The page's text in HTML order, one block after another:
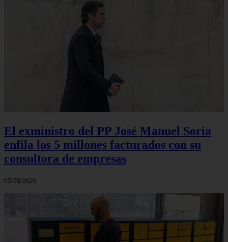
El exministro del PP José Manuel Soria
enfila los 5 millones facturados con su
consultora de empresas
05/08/2026